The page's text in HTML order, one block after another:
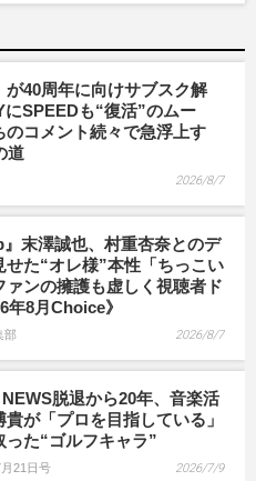
が40周年に向けサブスク解
SPEEDも“復活”のムー
のコメント続々で急浮上す
道
2026/8/7
』末澤誠也、村重杏奈とのデ
せた“オレ様”本性「ちっこい
ァンの擁護も虚しく視聴者ド
年8月Choice》
部 2026/8/7
脱退から20年、音楽活
が「プロを目指している」
った“ゴルフキャラ”
21日号 2026/7/9